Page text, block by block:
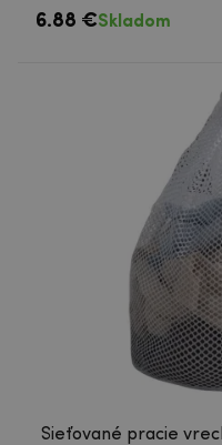
6.88 €Skladom
Sieťované pracie